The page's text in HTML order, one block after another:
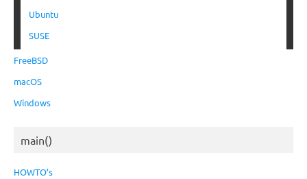
Ubuntu
SUSE
FreeBSD
macOS
Windows
main()
HOWTO’s